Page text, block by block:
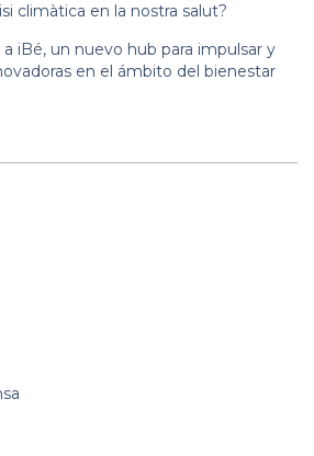
climàtica en la nostra salut?
a iBé, un nuevo hub para impulsar y
en el ámbito del bienestar